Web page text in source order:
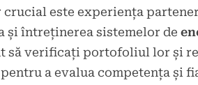
crucial este experiența
și întreținerea sistemelor de
să verificați portofoliul lor și
a evalua competența și